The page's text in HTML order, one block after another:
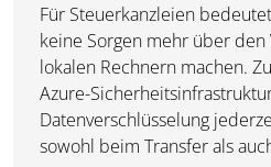
Für Steuerkanzleien
keine Sorgen mehr über den
lokalen Rechnern machen.
Azure-
Datenverschlüsselung
sowohl beim Transfer als